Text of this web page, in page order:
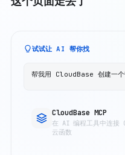
试试让 AI 帮你找
帮我用 CloudBase 创建一个
CloudBase MCP
在 AI 编程工具中连接
云函数